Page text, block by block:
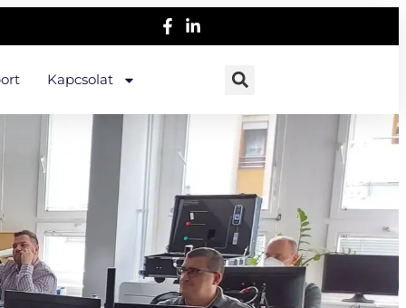
Kapcsolat